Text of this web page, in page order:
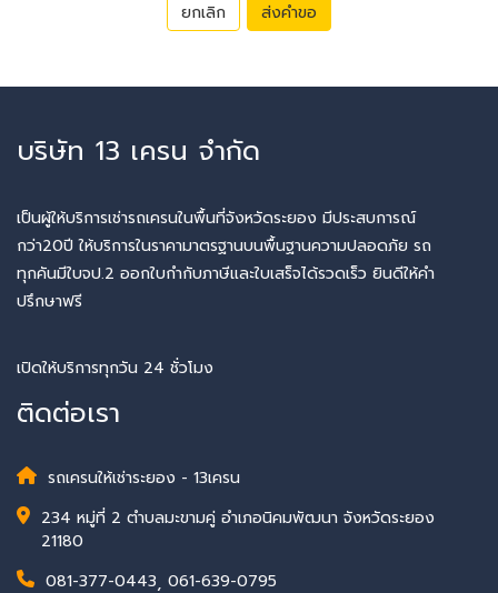
ยกเลิก ส่งคำขอ
บริษัท 13 เครน จำกัด
เป็นผู้ให้บริการเช่ารถเครนในพื้นที่จังหวัดระยอง มีประสบการณ์
กว่า20ปี ให้บริการในราคามาตรฐานบนพื้นฐานความปลอดภัย รถ
ทุกคันมีใบจป.2 ออกใบกำกับภาษีและใบเสร็จได้รวดเร็ว ยินดีให้คำ
ปรึกษาฟรี
เปิดให้บริการทุกวัน 24 ชั่วโมง
ติดต่อเรา
รถเครนให้เช่าระยอง - 13เครน
234 หมู่ที่ 2 ตำบลมะขามคู่ อำเภอนิคมพัฒนา จังหวัดระยอง
21180
081-377-0443, 061-639-0795